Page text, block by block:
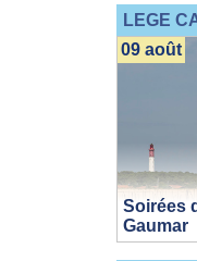
LEGE
Soirées
Gaumar
09 août